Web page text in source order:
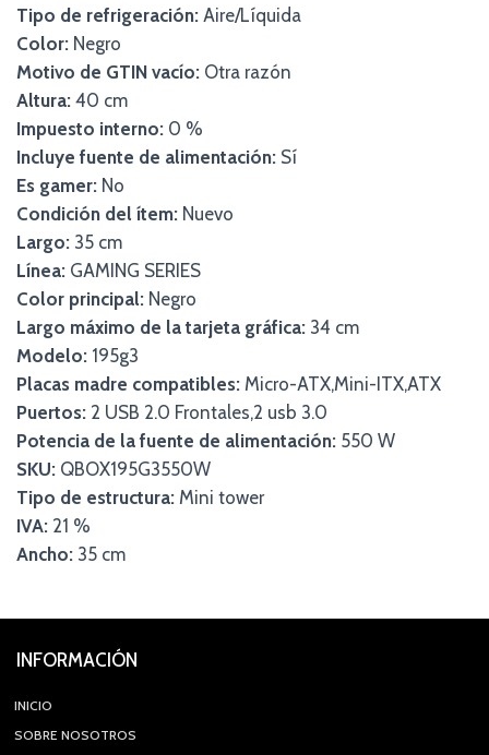
Tipo de refrigeración: Aire/Líquida
Color: Negro
Motivo de GTIN vacío: Otra razón
Altura: 40 cm
Impuesto interno: 0 %
Incluye fuente de alimentación: Sí
Es gamer: No
Condición del ítem: Nuevo
Largo: 35 cm
Línea: GAMING SERIES
Color principal: Negro
Largo máximo de la tarjeta gráfica: 34 cm
Modelo: 195g3
Placas madre compatibles: Micro-ATX,Mini-ITX,ATX
Puertos: 2 USB 2.0 Frontales,2 usb 3.0
Potencia de la fuente de alimentación: 550 W
SKU: QBOX195G3550W
Tipo de estructura: Mini tower
IVA: 21 %
Ancho: 35 cm
INFORMACIÓN
INICIO
SOBRE NOSOTROS